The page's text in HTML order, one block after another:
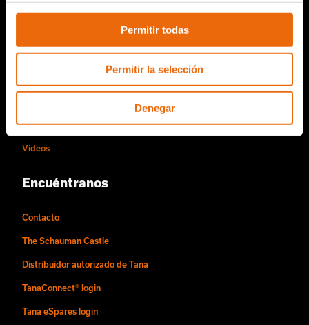
Permitir todas
Permitir la selección
Denegar
Historia de Tana
Personas y oportunidades laborales
Vídeos
Encuéntranos
Contacto
The Schauman Castle
Distribuidor autorizado de Tana
TanaConnect® login
Tana eSpares login